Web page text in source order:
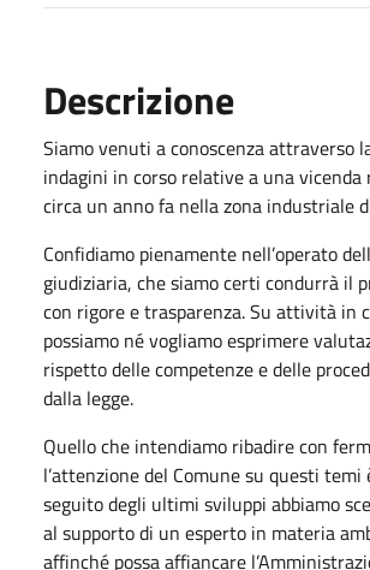
Descrizione
Siamo venuti a conoscenza attraverso
indagini in corso relative a una vicenda
circa un anno fa nella zona industriale
Confidiamo pienamente nell’operato
giudiziaria, che siamo certi condurrà il
con rigore e trasparenza. Su attività in
possiamo né vogliamo esprimere
rispetto delle competenze e delle
dalla legge.
Quello che intendiamo ribadire con
l’attenzione del Comune su questi temi
seguito degli ultimi sviluppi abbiamo
al supporto di un esperto in materia
affinché possa affiancare